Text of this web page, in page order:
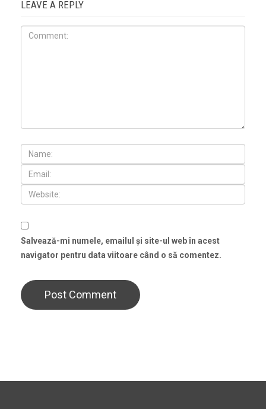
LEAVE A REPLY
Salvează-mi numele, emailul și site-ul web în acest
navigator pentru data viitoare când o să comentez.